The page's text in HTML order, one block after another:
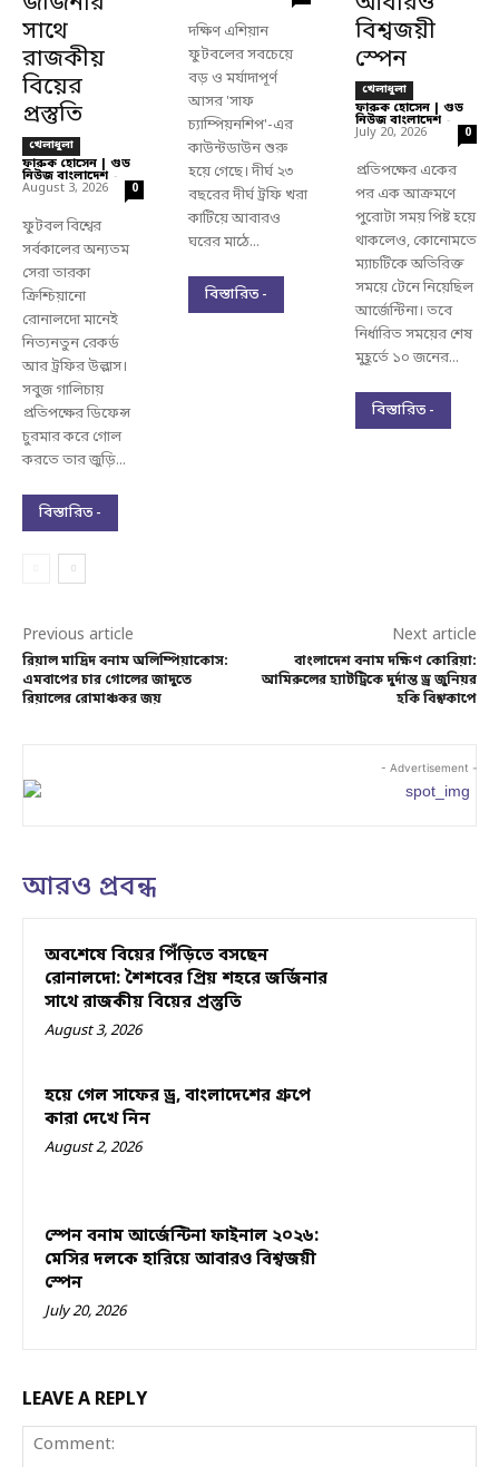
সাথে
রাজকীয়
বিয়ের
প্রস্তুতি
খেলাধুলা
ফারুক হোসেন | গুড
নিউজ বাংলাদেশ -
August 3, 2026 0
ফুটবল বিশ্বের
সর্বকালের অন্যতম
সেরা তারকা
ক্রিশ্চিয়ানো
রোনালদো মানেই
নিত্যনতুন রেকর্ড
আর ট্রফির উল্লাস।
সবুজ গালিচায়
প্রতিপক্ষের ডিফেন্স
চুরমার করে গোল
করতে তার জুড়ি...
বিস্তারিত -
দক্ষিণ এশিয়ান
ফুটবলের সবচেয়ে
বড় ও মর্যাদাপূর্ণ
আসর 'সাফ
চ্যাম্পিয়নশিপ'-এর
কাউন্টডাউন শুরু
হয়ে গেছে। দীর্ঘ ২৩
বছরের দীর্ঘ ট্রফি খরা
কাটিয়ে আবারও
ঘরের মাঠে...
বিস্তারিত -
বিশ্বজয়ী
স্পেন
খেলাধুলা
ফারুক হোসেন | গুড
নিউজ বাংলাদেশ -
July 20, 2026 0
প্রতিপক্ষের একের
পর এক আক্রমণে
পুরোটা সময় পিষ্ট হয়ে
থাকলেও, কোনোমতে
ম্যাচটিকে অতিরিক্ত
সময়ে টেনে নিয়েছিল
আর্জেন্টিনা। তবে
নির্ধারিত সময়ের শেষ
মুহূর্তে ১০ জনের...
বিস্তারিত -
Previous article
রিয়াল মাদ্রিদ বনাম অলিম্পিয়াকোস:
এমবাপের চার গোলের জাদুতে
রিয়ালের রোমাঞ্চকর জয়
Next article
বাংলাদেশ বনাম দক্ষিণ কোরিয়া:
আমিরুলের হ্যাটট্রিকে দুর্দান্ত ড্র জুনিয়র
হকি বিশ্বকাপে
- Advertisement -
আরও প্রবন্ধ
অবশেষে বিয়ের পিঁড়িতে বসছেন
রোনালদো: শৈশবের প্রিয় শহরে জর্জিনার
সাথে রাজকীয় বিয়ের প্রস্তুতি
August 3, 2026
হয়ে গেল সাফের ড্র, বাংলাদেশের গ্রুপে
কারা দেখে নিন
August 2, 2026
স্পেন বনাম আর্জেন্টিনা ফাইনাল ২০২৬:
মেসির দলকে হারিয়ে আবারও বিশ্বজয়ী
স্পেন
July 20, 2026
LEAVE A REPLY